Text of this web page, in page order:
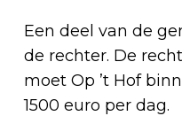
Een deel van de
de rechter. De
moet Op ’t Hof
1500 euro per dag.